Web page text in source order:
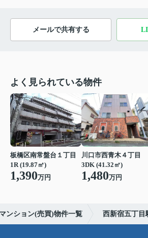
メールで共有する
よく見られている物件
板橋区南常盤台１丁目
1R (19.87㎡)
1,390万円
川口市西青木４丁目
3DK (41.32㎡)
1,480万円
ンション(売買)物件一覧 西新宿五丁目